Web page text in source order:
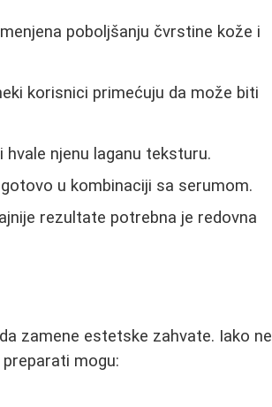
poboljšanju čvrstine kože i
korisnici primećuju da može biti
njenu laganu teksturu.
u kombinaciji sa serumom.
rezultate potrebna je redovna
zamene estetske zahvate. Iako ne
mogu: